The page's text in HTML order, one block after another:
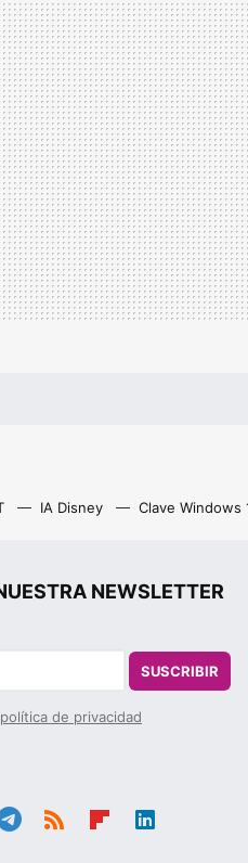
IA Disney Clave Windows
NEWSLETTER
SUSCRIBIR
política de privacidad